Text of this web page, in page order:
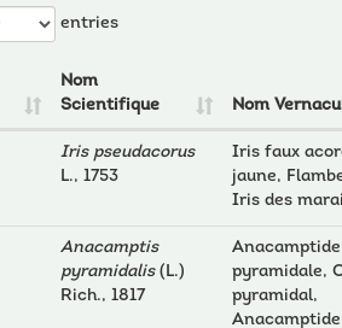
entries
Nom
Scientifique
Nom
Iris pseudacorus
L., 1753
Iris faux
jaune,
Iris des
Anacamptis
pyramidalis(L.)
Rich., 1817
Anacamptide
pyramidale,
pyramidal,